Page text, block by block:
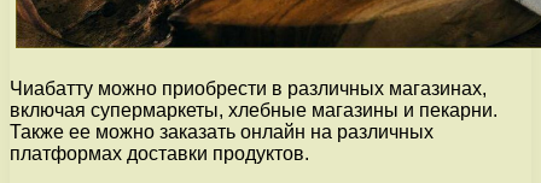
Чиабатту можно приобрести в различных магазинах,
включая супермаркеты, хлебные магазины и пекарни.
Также ее можно заказать онлайн на различных
платформах доставки продуктов.